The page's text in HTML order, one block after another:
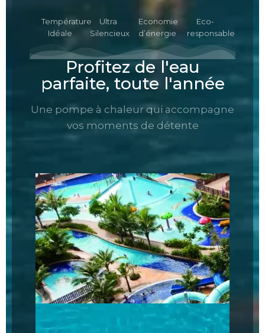
Température
Idéale
Ultra
Silencieux
Economie
d’énergie
Eco-
responsable
Profitez de l'eau
parfaite, toute l'année
Une pompe à chaleur qui accompagne
vos moments de détente